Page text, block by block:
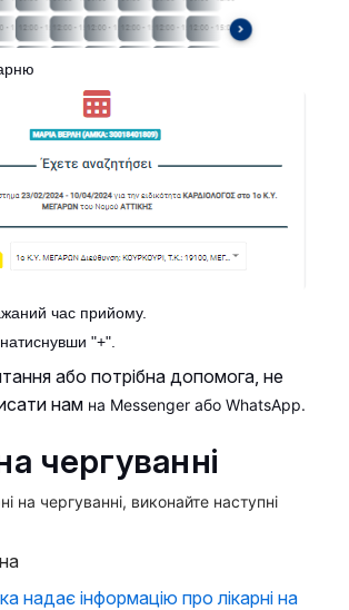
час прийому.
натиснувши "+".
або потрібна допомога, не
нам на Messenger або WhatsApp.
чергуванні
на чергуванні, виконайте наступні
надає інформацію про лікарні на